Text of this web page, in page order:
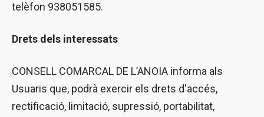
telèfon 938051585.
Drets dels interessats
CONSELL COMARCAL DE L’ANOIA informa als
Usuaris que, podrà exercir els drets d'accés,
rectificació, limitació, supressió, portabilitat,